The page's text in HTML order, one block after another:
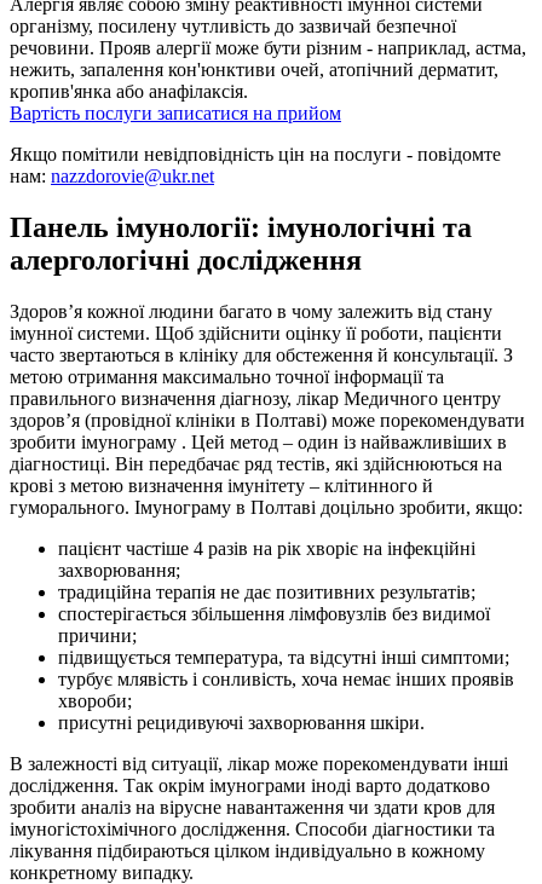
Алергія являє собою зміну реактивності імунної системи
організму, посилену чутливість до зазвичай безпечної
речовини. Прояв алергії може бути різним - наприклад, астма,
нежить, запалення кон'юнктиви очей, атопічний дерматит,
кропив'янка або анафілаксія.
Вартість послуги записатися на прийом
Якщо помітили невідповідність цін на послуги - повідомте
нам: nazzdorovie@ukr.net
Панель імунології: імунологічні та
алергологічні дослідження
Здоров’я кожної людини багато в чому залежить від стану
імунної системи. Щоб здійснити оцінку її роботи, пацієнти
часто звертаються в клініку для обстеження й консультації. З
метою отримання максимально точної інформації та
правильного визначення діагнозу, лікар Медичного центру
здоров’я (провідної клініки в Полтаві) може порекомендувати
зробити імунограму . Цей метод – один із найважливіших в
діагностиці. Він передбачає ряд тестів, які здійснюються на
крові з метою визначення імунітету – клітинного й
гуморального. Імунограму в Полтаві доцільно зробити, якщо:
пацієнт частіше 4 разів на рік хворіє на інфекційні
захворювання;
традиційна терапія не дає позитивних результатів;
спостерігається збільшення лімфовузлів без видимої
причини;
підвищується температура, та відсутні інші симптоми;
турбує млявість і сонливість, хоча немає інших проявів
хвороби;
присутні рецидивуючі захворювання шкіри.
В залежності від ситуації, лікар може порекомендувати інші
дослідження. Так окрім імунограми іноді варто додатково
зробити аналіз на вірусне навантаження чи здати кров для
імуногістохімічного дослідження. Способи діагностики та
лікування підбираються цілком індивідуально в кожному
конкретному випадку.